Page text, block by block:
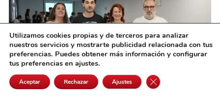
Utilizamos cookies propias y de terceros para analizar
nuestros servicios y mostrarte publicidad relacionada con tus
preferencias. Puedes obtener más información y configurar
tus preferencias en ajustes.
Aceptar Rechazar Ajustes Cerrar el banner de